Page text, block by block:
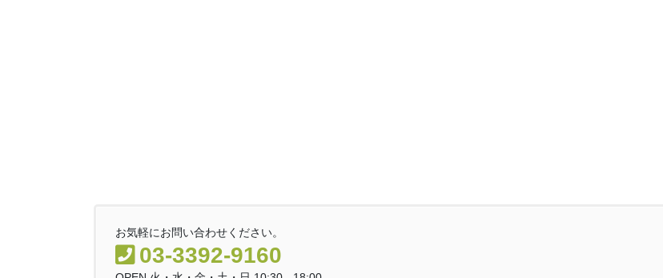
お気軽にお問い合わせください。
03-3392-9160